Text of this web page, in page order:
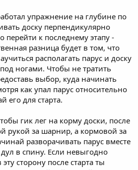
упражнение на глубине по
доску перпендикулярно
перейти к последнему этапу -
разница будет в том, что
располагать парус и доску
ногами. Чтобы не тратить
выбор, куда начинать
как упал парус относительно
его для старта.
гик лег на корму доски, после
рукой за шарнир, а кормовой за
разворачивать парус вместе
в спину. Если невыгодно
сторону после старта ты